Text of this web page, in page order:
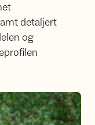
detaljert
og